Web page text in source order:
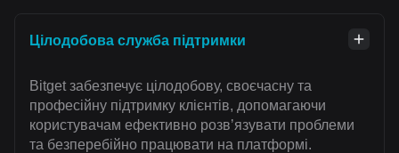
Цілодобова служба підтримки
Bitget забезпечує цілодобову, своєчасну та
професійну підтримку клієнтів, допомагаючи
користувачам ефективно розвʼязувати проблеми
та безперебійно працювати на платформі.